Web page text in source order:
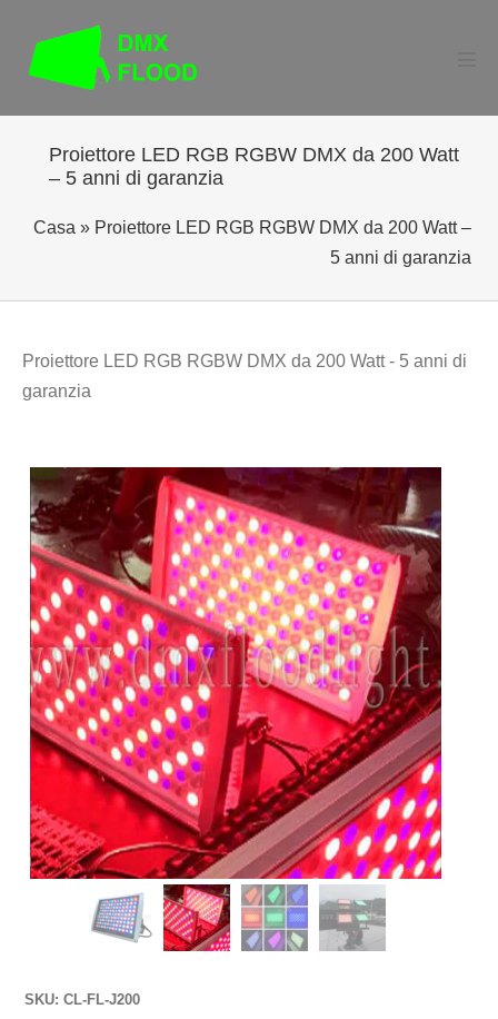
contenuto
Proiettore LED RGB RGBW DMX da 200 Watt
– 5 anni di garanzia
Casa » Proiettore LED RGB RGBW DMX da 200 Watt –
5 anni di garanzia
Proiettore LED RGB RGBW DMX da 200 Watt - 5 anni di
garanzia
SKU: CL-FL-J200